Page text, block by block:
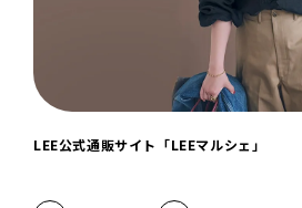
「LEE DAYS」本物志向にときめく。大人カ